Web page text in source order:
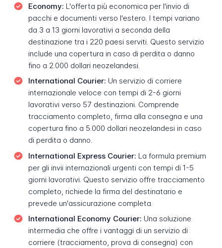
Economy: L'offerta più economica per l'invio di
pacchi e documenti verso l'estero. I tempi variano
da 3 a 13 giorni lavorativi a seconda della
destinazione tra i 220 paesi serviti. Questo servizio
include una copertura in caso di perdita o danno
fino a 2.000 dollari neozelandesi.
International Courier: Un servizio di corriere
internazionale veloce con tempi di 2-6 giorni
lavorativi verso 57 destinazioni. Comprende
tracciamento completo, firma alla consegna e una
copertura fino a 5.000 dollari neozelandesi in caso
di perdita o danno.
International Express Courier: La formula premium
per gli invii internazionali urgenti con tempi di 1-5
giorni lavorativi. Questo servizio offre tracciamento
completo, richiede la firma del destinatario e
prevede un'assicurazione completa.
International Economy Courier: Una soluzione
intermedia che offre i vantaggi di un servizio di
corriere (tracciamento, prova di consegna) con